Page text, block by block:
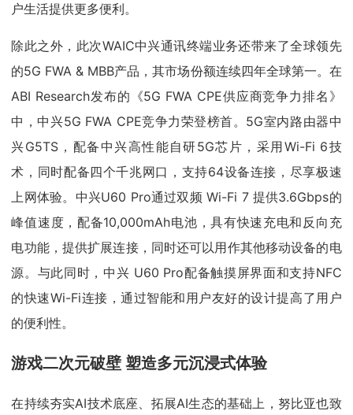
户生活提供更多便利。
除此之外，此次WAIC中兴通讯终端业务还带来了全球领先
的5G FWA & MBB产品，其市场份额连续四年全球第一。在
ABI Research发布的《5G FWA CPE供应商竞争力排名》
中，中兴5G FWA CPE竞争力荣登榜首。5G室内路由器中
兴G5TS，配备中兴高性能自研5G芯片，采用Wi-Fi 6技
术，同时配备四个千兆网口，支持64设备连接，尽享极速
上网体验。中兴U60 Pro通过双频 Wi-Fi 7 提供3.6Gbps的
峰值速度，配备10,000mAh电池，具有快速充电和反向充
电功能，提供扩展连接，同时还可以用作其他移动设备的电
源。与此同时，中兴 U60 Pro配备触摸屏界面和支持NFC
的快速Wi-Fi连接，通过智能和用户友好的设计提高了用户
的便利性。
游戏二次元破壁 塑造多元沉浸式体验
在持续夯实AI技术底座、拓展AI生态的基础上，努比亚也致